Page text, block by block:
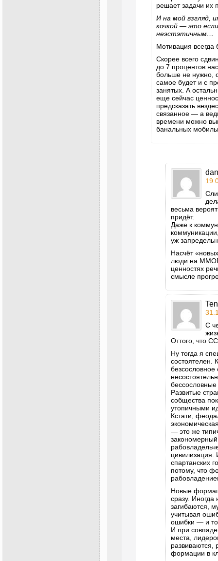
решает задачи их
И на мой взгляд,
кочкой — это
неэстэтичным…
Мотивация всегда
Скорее всего
до 7 процентов
больше не нужно,
самое будет и с
занятых. А
еще сейчас
предсказать
связанное — а
времени можно
банальных
весьма
придёт.
Даже к
уж
Насчёт
люди на
ценностях
смысле
С
Оттого, что
Ну тогда я
состоятелен.
бессословные
Развитые
собщества
утопичными
Кстати,
— это же
закономерный
цивилизация.
спартанских
потому, что
Новые
сразу.
загибаются,
учитывая
ошибки — и
И при
места,
развиваются,
формации в